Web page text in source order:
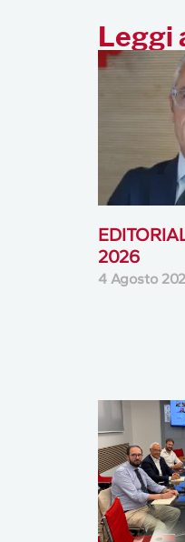
Leggi
2026
4 Agosto